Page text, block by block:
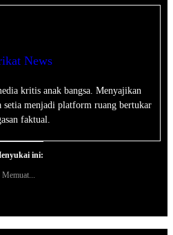
News
kritis anak bangsa. Menyajikan
setia menjadi platform ruang bertukar
faktual.
ini:
Memuat...